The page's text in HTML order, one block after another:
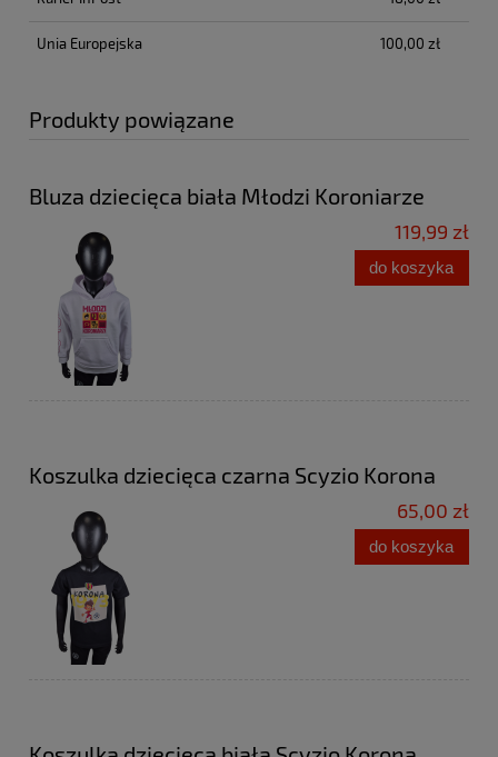
Unia Europejska 100,00 zł
Produkty powiązane
Bluza dziecięca biała Młodzi Koroniarze
119,99 zł
do koszyka
Koszulka dziecięca czarna Scyzio Korona
65,00 zł
do koszyka